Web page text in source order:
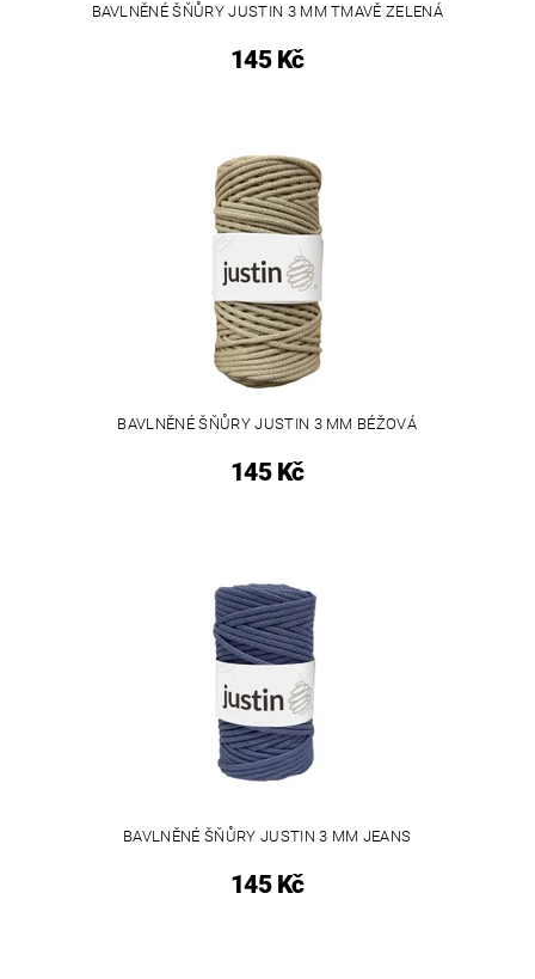
BAVLNĚNÉ ŠŇŮRY JUSTIN 3 MM TMAVĚ ZELENÁ
145 Kč
BAVLNĚNÉ ŠŇŮRY JUSTIN 3 MM BÉŽOVÁ
145 Kč
BAVLNĚNÉ ŠŇŮRY JUSTIN 3 MM JEANS
145 Kč